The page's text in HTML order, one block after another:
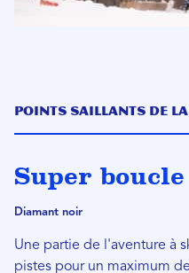
Points saillants de
Super boucle
Diamant noir
Une partie de l'aventure à
pistes pour un maximum